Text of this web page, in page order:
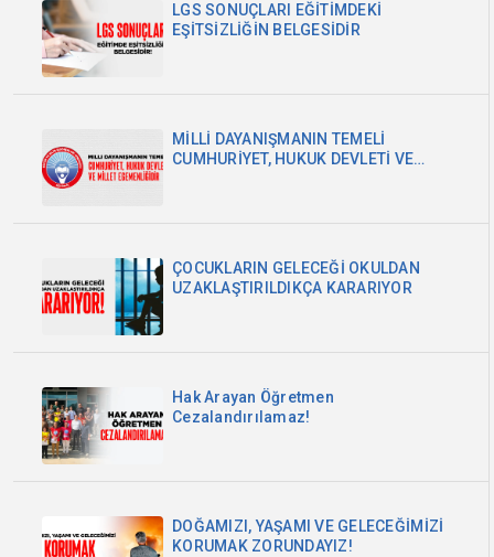
LGS SONUÇLARI EĞİTİMDEKİ
EŞİTSİZLİĞİN BELGESİDİR
MİLLİ DAYANIŞMANIN TEMELİ
CUMHURİYET, HUKUK DEVLETİ VE
ÇOCUKLARIN GELECEĞİ OKULDAN
UZAKLAŞTIRILDIKÇA KARARIYOR
Hak Arayan Öğretmen
Cezalandırılamaz!
DOĞAMIZI, YAŞAMI VE GELECEĞİMİZİ
KORUMAK ZORUNDAYIZ!